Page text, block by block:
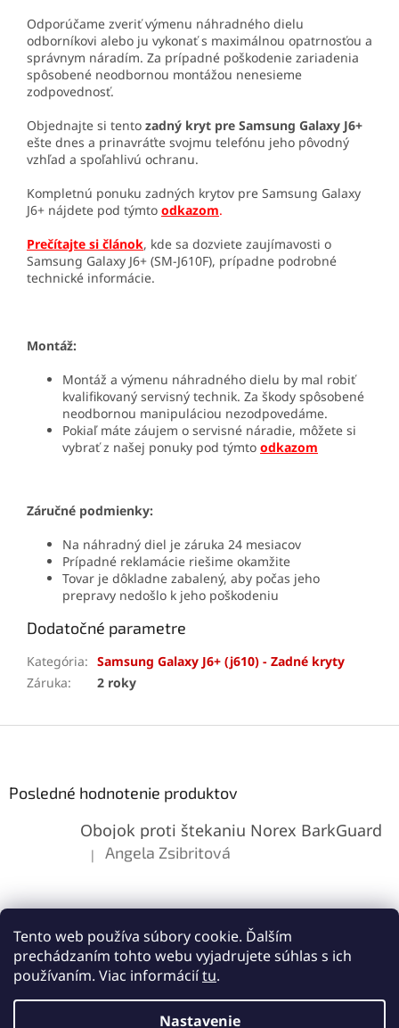
Tento web používa súbory cookie. Ďalším
prechádzaním tohto webu vyjadrujete súhlas s ich
používaním. Viac informáciítu.
Nastavenie
Odporúčame zveriť výmenu náhradného dielu
odborníkovi alebo ju vykonať s maximálnou opatrnosťou a
správnym náradím. Za prípadné poškodenie zariadenia
spôsobené neodbornou montážou nenesieme
zodpovednosť.
Objednajte si tento zadný kryt pre Samsung Galaxy J6+
ešte dnes a prinavráťte svojmu telefónu jeho pôvodný
vzhľad a spoľahlivú ochranu.
Kompletnú ponuku zadných krytov pre Samsung Galaxy
J6+ nájdete pod týmto odkazom.
Prečítajte si článok, kde sa dozviete zaujímavosti o
Samsung Galaxy J6+ (SM-J610F), prípadne podrobné
technické informácie.
Montáž:
Montáž a výmenu náhradného dielu by mal robiť
kvalifikovaný servisný technik. Za škody spôsobené
neodbornou manipuláciou nezodpovedáme.
Pokiaľ máte záujem o servisné náradie, môžete si
vybrať z našej ponuky pod týmto odkazom
Záručné podmienky:
Na náhradný diel je záruka 24 mesiacov
Prípadné reklamácie riešime okamžite
Tovar je dôkladne zabalený, aby počas jeho
prepravy nedošlo k jeho poškodeniu
Dodatočné parametre
Kategória: Samsung Galaxy J6+ (j610) - Zadné kryty
Záruka: 2 roky
Posledné hodnotenie produktov
Obojok proti štekaniu Norex BarkGuard
Hodnotenie produktu je 5 z 5 hviezdičiek.
| Angela Zsibritová
Vytvoril Shoptet